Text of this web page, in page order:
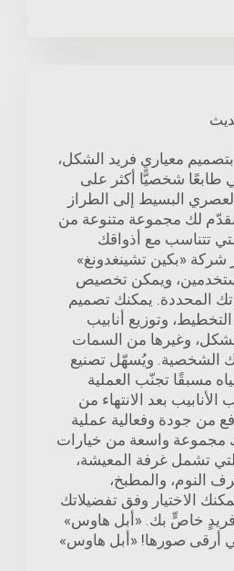
معياري فريد الشكل،
شخصيًّا أكثر على
البسيط إلى الطراز
نقدّم لك مجموعة متنوعة من
تتناسب مع أذواقك
شركة «بكين تشينغدونغ»
ويمكن تخصيص
المحددة. يمكنك تصميم
وتوزيع أنابيب
وغيرها من السمات
الشخصية. ويُسهّل تصنيع
مسبقًا تجنّب العملية
الأنابيب بعد الانتهاء من
من جودة وفعالية عملية
مجموعة واسعة من خيارات
تشمل غرفة المعيشة،
النوم، والمطبخ،
الاختيار وفق تفضيلاتك
خاصٍّ بك. «أبل هاوس»
أرقى صورها! «أبل هاوس»